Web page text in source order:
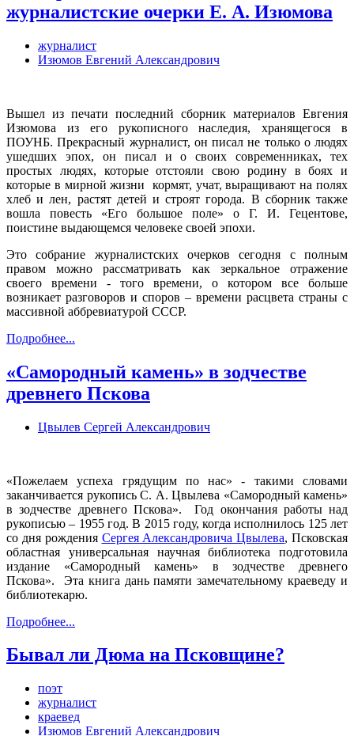
журналистские очерки Е. А. Изюмова
журналист
Изюмов Евгений Александрович
Вышел из печати последний сборник материалов Евгения
Изюмова из его рукописного наследия, хранящегося в
ПОУНБ. Прекрасный журналист, он писал не только о людях
ушедших эпох, он писал и о своих современниках, тех
простых людях, которые отстояли свою родину в боях и
которые в мирной жизни кормят, учат, выращивают на полях
хлеб и лен, растят детей и строят города. В сборник также
вошла повесть «Его большое поле» о Г. И. Гецентове,
поистине выдающемся человеке своей эпохи.
Это собрание журналистских очерков сегодня с полным
правом можно рассматривать как зеркальное отражение
своего времени - того времени, о котором все больше
возникает разговоров и споров – времени расцвета страны с
массивной аббревиатурой СССР.
Подробнее...
«Самородный камень» в зодчестве
древнего Пскова
Цвылев Сергей Александрович
«Пожелаем успеха грядущим по нас» - такими словами
заканчивается рукопись С. А. Цвылева «Самородный камень»
в зодчестве древнего Пскова». Год окончания работы над
рукописью – 1955 год. В 2015 году, когда исполнилось 125 лет
со дня рождения Сергея Александровича Цвылева, Псковская
областная универсальная научная библиотека подготовила
издание «Самородный камень» в зодчестве древнего
Пскова». Эта книга дань памяти замечательному краеведу и
библиотекарю.
Подробнее...
Бывал ли Дюма на Псковщине?
поэт
журналист
краевед
Изюмов Евгений Александрович